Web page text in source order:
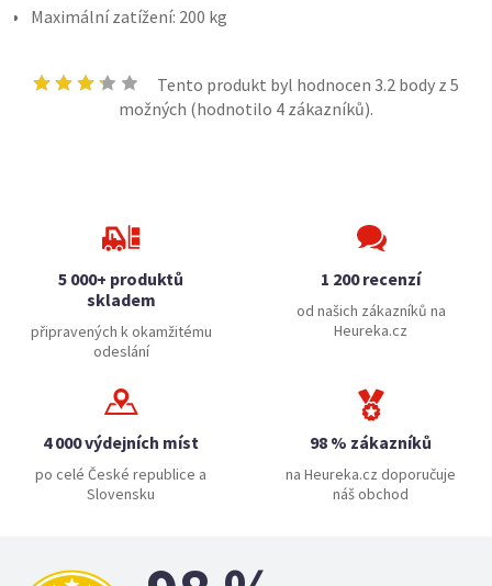
Maximální zatížení: 200 kg
Tento produkt byl hodnocen 3.2body z 5
možných (hodnotilo 4zákazníků).
5 000+ produktů
skladem
připravených k okamžitému
odeslání
1 200 recenzí
od našich zákazníků na
Heureka.cz
4 000 výdejních míst
po celé České republice a
Slovensku
98 % zákazníků
na Heureka.cz doporučuje
náš obchod